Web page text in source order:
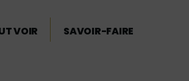
VOIR SAVOIR-FAIRE